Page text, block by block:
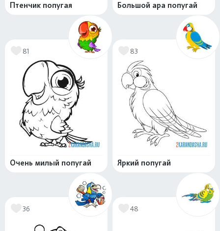
Птенчик попугая Большой ара попугай
81
Очень милый попугай
83
Яркий попугай
36 48